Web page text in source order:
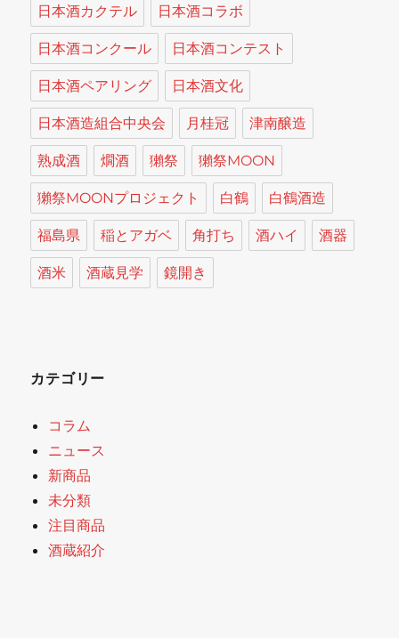
日本酒カクテル 日本酒コラボ
日本酒コンクール 日本酒コンテスト
日本酒ペアリング 日本酒文化
日本酒造組合中央会 月桂冠 津南醸造
熟成酒 燗酒 獺祭 獺祭MOON
獺祭MOONプロジェクト 白鶴 白鶴酒造
福島県 稲とアガベ 角打ち 酒ハイ 酒器
酒米 酒蔵見学 鏡開き
カテゴリー
コラム
ニュース
新商品
未分類
注目商品
酒蔵紹介